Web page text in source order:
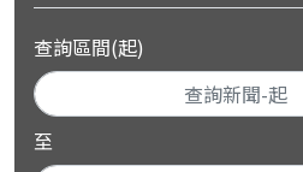
查詢區間(起)
至